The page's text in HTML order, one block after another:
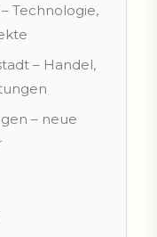
Technologie,
– Handel,
– neue